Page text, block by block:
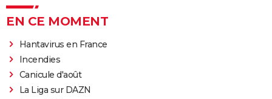
EN CE MOMENT
Hantavirus en France
Incendies
Canicule d'août
La Liga sur DAZN